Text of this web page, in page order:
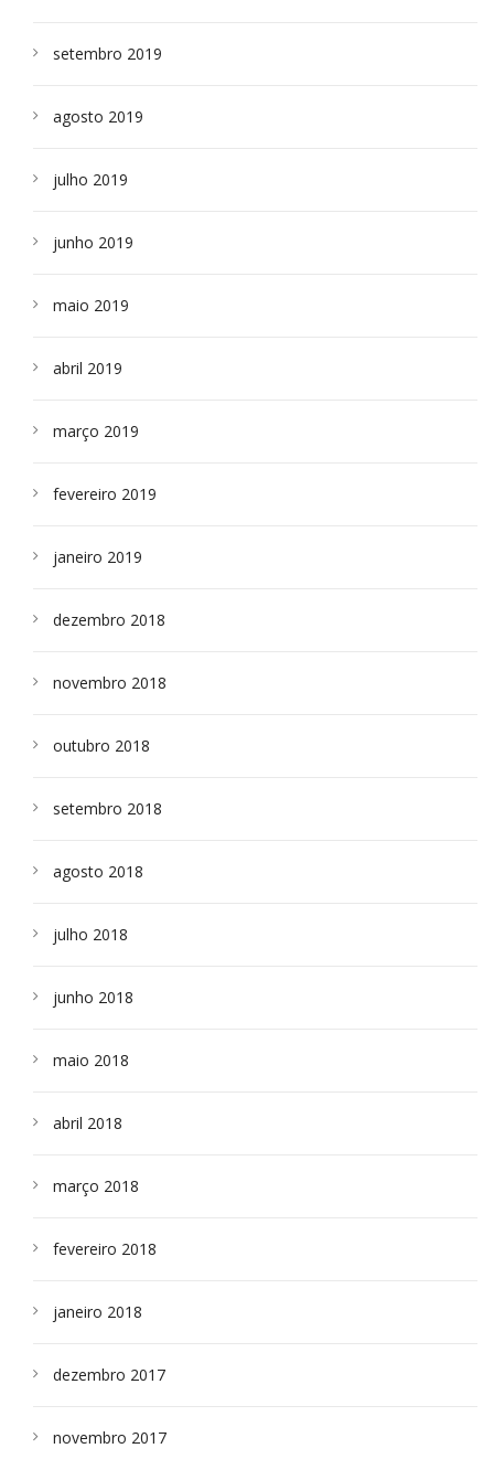
setembro 2019
agosto 2019
julho 2019
junho 2019
maio 2019
abril 2019
março 2019
fevereiro 2019
janeiro 2019
dezembro 2018
novembro 2018
outubro 2018
setembro 2018
agosto 2018
julho 2018
junho 2018
maio 2018
abril 2018
março 2018
fevereiro 2018
janeiro 2018
dezembro 2017
novembro 2017